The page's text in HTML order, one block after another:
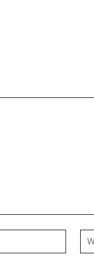
Email: